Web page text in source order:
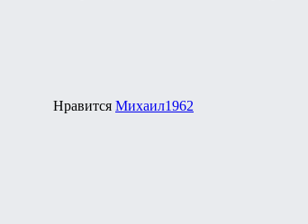
Нравится Михаил1962